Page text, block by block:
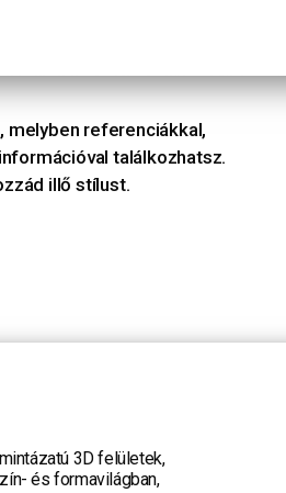
melyben referenciákkal,
találkozhatsz.
illő stílust.
3D felületek,
és formavilágban,